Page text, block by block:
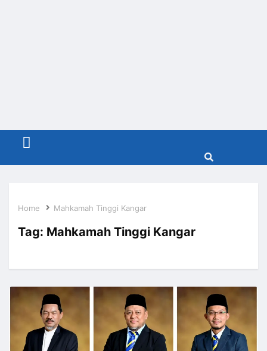
Menu
Home Mahkamah Tinggi Kangar
Tag: Mahkamah Tinggi Kangar